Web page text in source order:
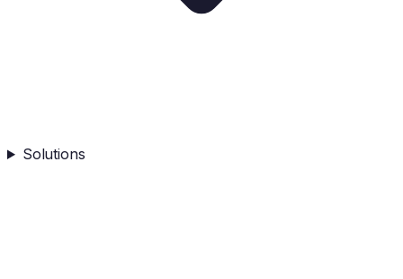
Solutions